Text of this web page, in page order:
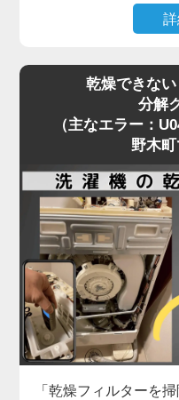
修理で機能を直すつ
ことで、気持ちの良
これは主にPanasonic
化・摩耗しているサ
警告を無視して使い
展してしまいます。
ベルトが切れるほど
の詰め込みすぎ」や
く、その分だけ内部
部品交換で大掛かり
濯機分解クリーニン
野木町での実績も豊
合わせて蓄積したヘ
命を延ばします。
乾燥できな
分解
（主なエラー：
野木
「乾燥フィルターを